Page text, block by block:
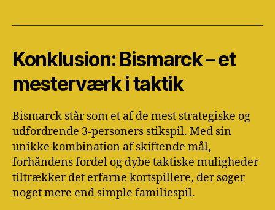
Konklusion: Bismarck – et
mesterværk i taktik
Bismarck står som et af de mest strategiske og
udfordrende 3-personers stikspil. Med sin
unikke kombination af skiftende mål,
forhåndens fordel og dybe taktiske muligheder
tiltrækker det erfarne kortspillere, der søger
noget mere end simple familiespil.